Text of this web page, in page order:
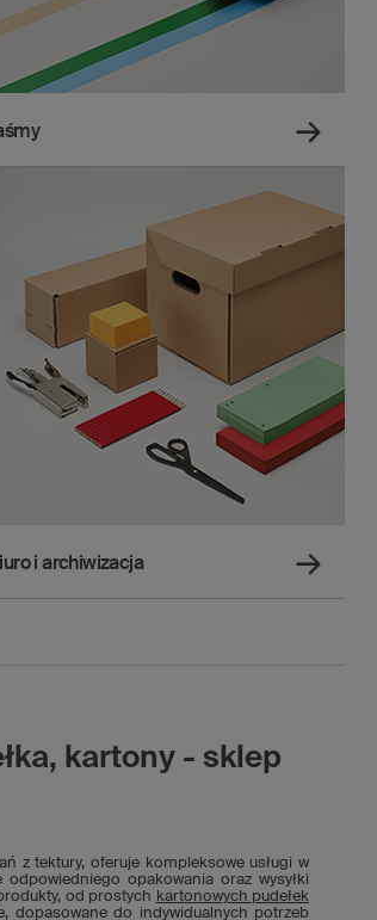
i archiwizacja
kartony - sklep
z tektury, oferuje kompleksowe usługi w
opakowania oraz wysyłki
od prostych kartonowych pudełek
dopasowane do indywidualnych potrzeb